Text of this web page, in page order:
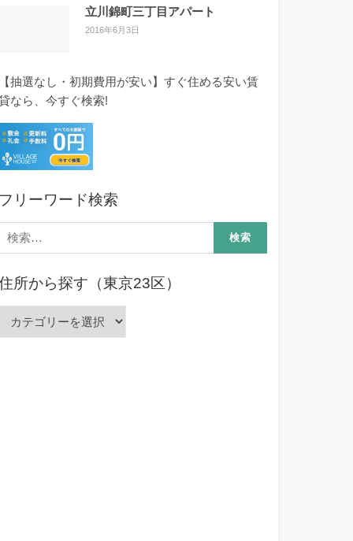
立川錦町三丁目アパート
2016年6月3日
抽選なし・初期費用が安い】すぐ住める安い賃
なら、今すぐ検索!
リーワード検索
:
所から探す（東京23区）